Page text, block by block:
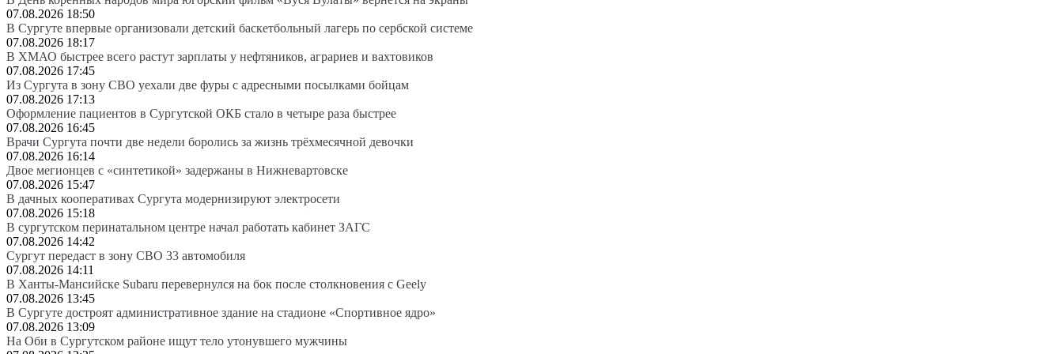
07.08.2026 18:50
В Сургуте впервые организовали детский баскетбольный лагерь по сербской системе
07.08.2026 18:17
В ХМАО быстрее всего растут зарплаты у нефтяников, аграриев и вахтовиков
07.08.2026 17:45
Из Сургута в зону СВО уехали две фуры с адресными посылками бойцам
07.08.2026 17:13
Оформление пациентов в Сургутской ОКБ стало в четыре раза быстрее
07.08.2026 16:45
Врачи Сургута почти две недели боролись за жизнь трёхмесячной девочки
07.08.2026 16:14
Двое мегионцев с «синтетикой» задержаны в Нижневартовске
07.08.2026 15:47
В дачных кооперативах Сургута модернизируют электросети
07.08.2026 15:18
В сургутском перинатальном центре начал работать кабинет ЗАГС
07.08.2026 14:42
Сургут передаст в зону СВО 33 автомобиля
07.08.2026 14:11
В Ханты-Мансийске Subaru перевернулся на бок после столкновения с Geely
07.08.2026 13:45
В Сургуте достроят административное здание на стадионе «Спортивное ядро»
07.08.2026 13:09
На Оби в Сургутском районе ищут тело утонувшего мужчины